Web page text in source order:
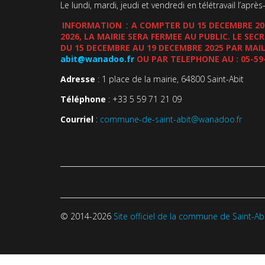
Le lundi, mardi, jeudi et vendredi en télétravail
INFORMATION : A COMPTER DU 15 DECEMBRE
2026, LA MAIRIE SERA FERMEE AU PUBLIC. LE
DU 15 DECEMBRE AU 19 DECEMBRE 2025 PAR
abit@wanadoo.fr OU PAR TELEPHONE AU : 05-
Adresse : 1 place de la mairie, 64800 Saint-Abit
Téléphone : +33 5 59 71 21 09
Courriel : commune-de-saint-abit@wanadoo.fr
© 2014-2026 Site officiel de la commune de Saint-